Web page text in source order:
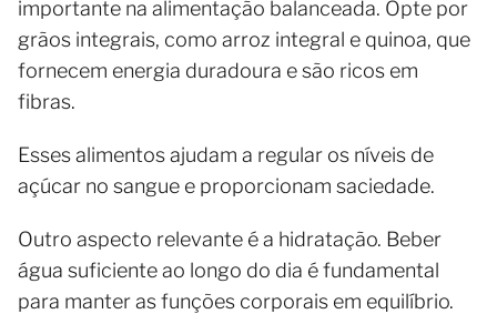
importante na alimentação balanceada. Opte por
grãos integrais, como arroz integral e quinoa, que
fornecem energia duradoura e são ricos em
fibras.
Esses alimentos ajudam a regular os níveis de
açúcar no sangue e proporcionam saciedade.
Outro aspecto relevante é a hidratação. Beber
água suficiente ao longo do dia é fundamental
para manter as funções corporais em equilíbrio.